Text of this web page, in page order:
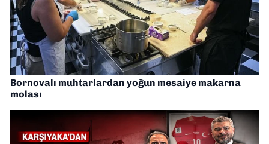
Bornovalı muhtarlardan yoğun mesaiye makarna
molası